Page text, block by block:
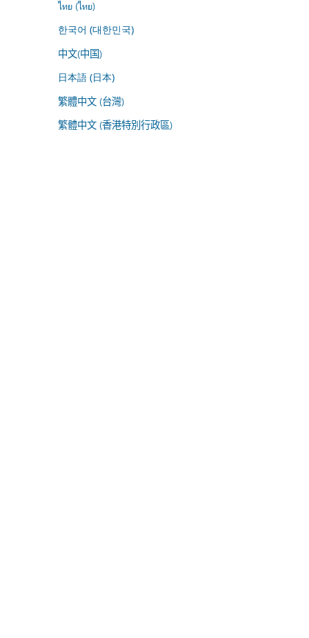
ไทย (ไทย)
한국어 (대한민국)
中文(中国)
日本語 (日本)
繁體中文 (台灣)
繁體中文 (香港特別行政區)